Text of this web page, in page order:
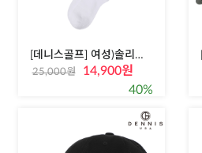
[데니스골프] 여성)솔리드 니삭스
25,000원
14,900원
40%